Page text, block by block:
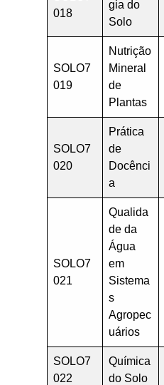
018
gia do
Solo
SOLO7
019
Nutrição
Mineral
de
Plantas
SOLO7
020
Prática
de
Docênci
a
SOLO7
021
Qualida
de da
Água
em
Sistema
s
Agropec
uários
SOLO7
022
Química
do Solo